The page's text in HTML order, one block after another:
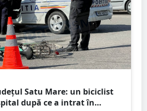
Satu Mare: un biciclist
după ce a intrat în